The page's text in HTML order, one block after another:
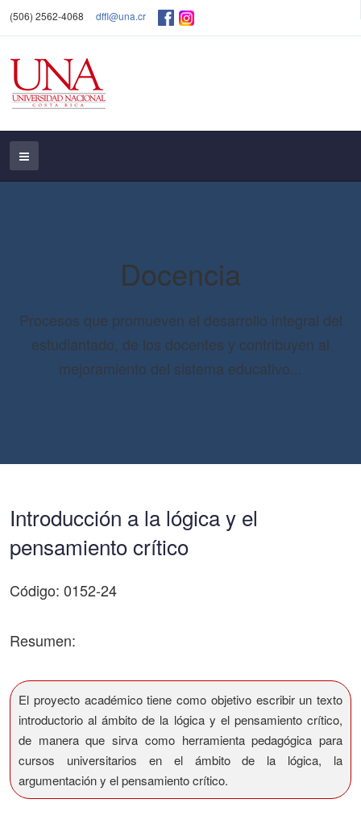
(506) 2562-4068 dffl@una.cr
Docencia
Procesos que promueven el desarrollo integral del
estudiantado, de los docentes y contribuyen al
mejoramiento del sistema educativo...
Introducción a la lógica y el
pensamiento crítico
Código: 0152-24
Resumen:
El proyecto académico tiene como objetivo escribir un texto
introductorio al ámbito de la lógica y el pensamiento crítico,
de manera que sirva como herramienta pedagógica para
cursos universitarios en el ámbito de la lógica, la
argumentación y el pensamiento crítico.